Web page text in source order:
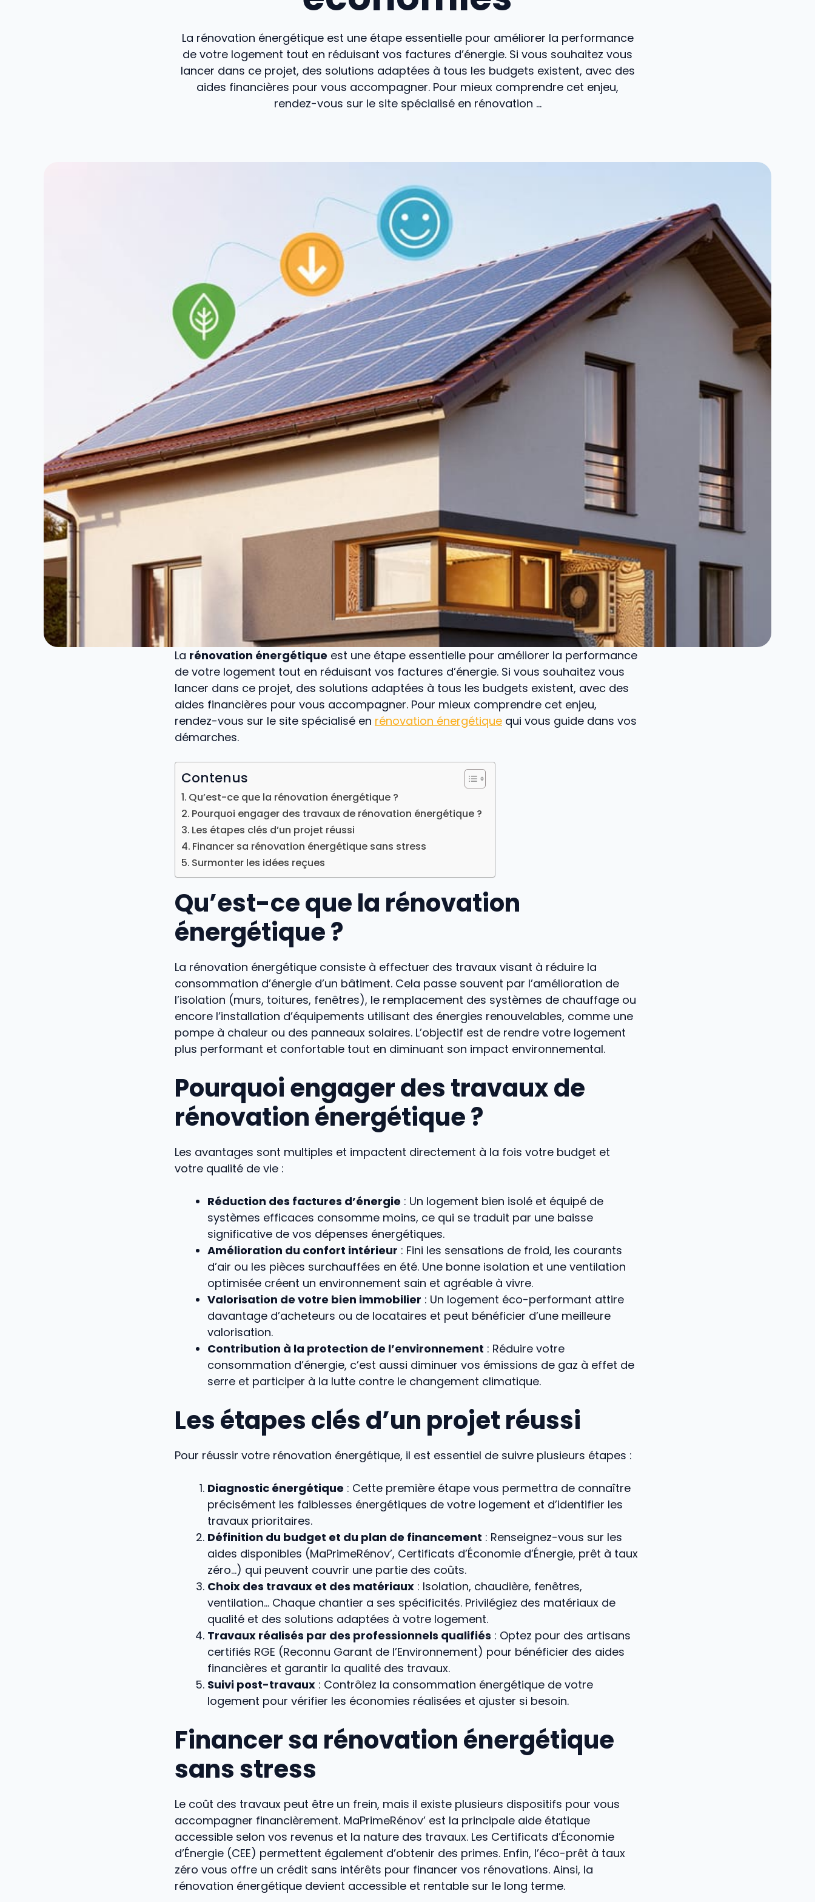
La rénovation énergétique est une étape essentielle pour améliorer la performance
de votre logement tout en réduisant vos factures d’énergie. Si vous souhaitez vous
lancer dans ce projet, des solutions adaptées à tous les budgets existent, avec des
aides financières pour vous accompagner. Pour mieux comprendre cet enjeu,
rendez-vous sur le site spécialisé en rénovation ...
La rénovation énergétique est une étape essentielle pour améliorer la performance
de votre logement tout en réduisant vos factures d’énergie. Si vous souhaitez vous
lancer dans ce projet, des solutions adaptées à tous les budgets existent, avec des
aides financières pour vous accompagner. Pour mieux comprendre cet enjeu,
rendez-vous sur le site spécialisé en rénovation énergétique qui vous guide dans vos
démarches.
Contenus
Qu’est-ce que la rénovation énergétique ?
Pourquoi engager des travaux de rénovation énergétique ?
Les étapes clés d’un projet réussi
Financer sa rénovation énergétique sans stress
Surmonter les idées reçues
Qu’est-ce que la rénovation
énergétique ?
La rénovation énergétique consiste à effectuer des travaux visant à réduire la
consommation d’énergie d’un bâtiment. Cela passe souvent par l’amélioration de
l’isolation (murs, toitures, fenêtres), le remplacement des systèmes de chauffage ou
encore l’installation d’équipements utilisant des énergies renouvelables, comme une
pompe à chaleur ou des panneaux solaires. L’objectif est de rendre votre logement
plus performant et confortable tout en diminuant son impact environnemental.
Pourquoi engager des travaux de
rénovation énergétique ?
Les avantages sont multiples et impactent directement à la fois votre budget et
votre qualité de vie :
Réduction des factures d’énergie : Un logement bien isolé et équipé de
systèmes efficaces consomme moins, ce qui se traduit par une baisse
significative de vos dépenses énergétiques.
Amélioration du confort intérieur : Fini les sensations de froid, les courants
d’air ou les pièces surchauffées en été. Une bonne isolation et une ventilation
optimisée créent un environnement sain et agréable à vivre.
Valorisation de votre bien immobilier : Un logement éco-performant attire
davantage d’acheteurs ou de locataires et peut bénéficier d’une meilleure
valorisation.
Contribution à la protection de l’environnement : Réduire votre
consommation d’énergie, c’est aussi diminuer vos émissions de gaz à effet de
serre et participer à la lutte contre le changement climatique.
Les étapes clés d’un projet réussi
Pour réussir votre rénovation énergétique, il est essentiel de suivre plusieurs étapes :
Diagnostic énergétique : Cette première étape vous permettra de connaître
précisément les faiblesses énergétiques de votre logement et d’identifier les
travaux prioritaires.
Définition du budget et du plan de financement : Renseignez-vous sur les
aides disponibles (MaPrimeRénov’, Certificats d’Économie d’Énergie, prêt à taux
zéro…) qui peuvent couvrir une partie des coûts.
Choix des travaux et des matériaux : Isolation, chaudière, fenêtres,
ventilation… Chaque chantier a ses spécificités. Privilégiez des matériaux de
qualité et des solutions adaptées à votre logement.
Travaux réalisés par des professionnels qualifiés : Optez pour des artisans
certifiés RGE (Reconnu Garant de l’Environnement) pour bénéficier des aides
financières et garantir la qualité des travaux.
Suivi post-travaux : Contrôlez la consommation énergétique de votre
logement pour vérifier les économies réalisées et ajuster si besoin.
Financer sa rénovation énergétique
sans stress
Le coût des travaux peut être un frein, mais il existe plusieurs dispositifs pour vous
accompagner financièrement. MaPrimeRénov’ est la principale aide étatique
accessible selon vos revenus et la nature des travaux. Les Certificats d’Économie
d’Énergie (CEE) permettent également d’obtenir des primes. Enfin, l’éco-prêt à taux
zéro vous offre un crédit sans intérêts pour financer vos rénovations. Ainsi, la
rénovation énergétique devient accessible et rentable sur le long terme.